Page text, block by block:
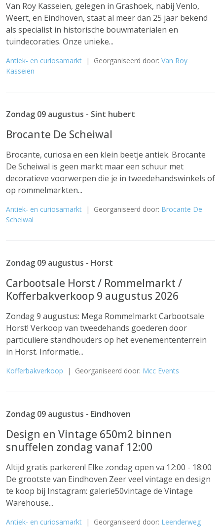
Van Roy Kasseien, gelegen in Grashoek, nabij Venlo,
Weert, en Eindhoven, staat al meer dan 25 jaar bekend
als specialist in historische bouwmaterialen en
tuindecoraties. Onze unieke...
Antiek- en curiosamarkt | Georganiseerd door: Van Roy
Kasseien
Zondag 09 augustus - Sint hubert
Brocante De Scheiwal
Brocante, curiosa en een klein beetje antiek. Brocante
De Scheiwal is geen markt maar een schuur met
decoratieve voorwerpen die je in tweedehandswinkels of
op rommelmarkten...
Antiek- en curiosamarkt | Georganiseerd door: Brocante De
Scheiwal
Zondag 09 augustus - Horst
Carbootsale Horst / Rommelmarkt /
Kofferbakverkoop 9 augustus 2026
Zondag 9 augustus: Mega Rommelmarkt Carbootsale
Horst! Verkoop van tweedehands goederen door
particuliere standhouders op het evenemententerrein
in Horst. Informatie...
Kofferbakverkoop | Georganiseerd door: Mcc Events
Zondag 09 augustus - Eindhoven
Design en Vintage 650m2 binnen
snuffelen zondag vanaf 12:00
Altijd gratis parkeren! Elke zondag open va 12:00 - 18:00
De grootste van Eindhoven Zeer veel vintage en design
te koop bij Instagram: galerie50vintage de Vintage
Warehouse...
Antiek- en curiosamarkt | Georganiseerd door: Leenderweg